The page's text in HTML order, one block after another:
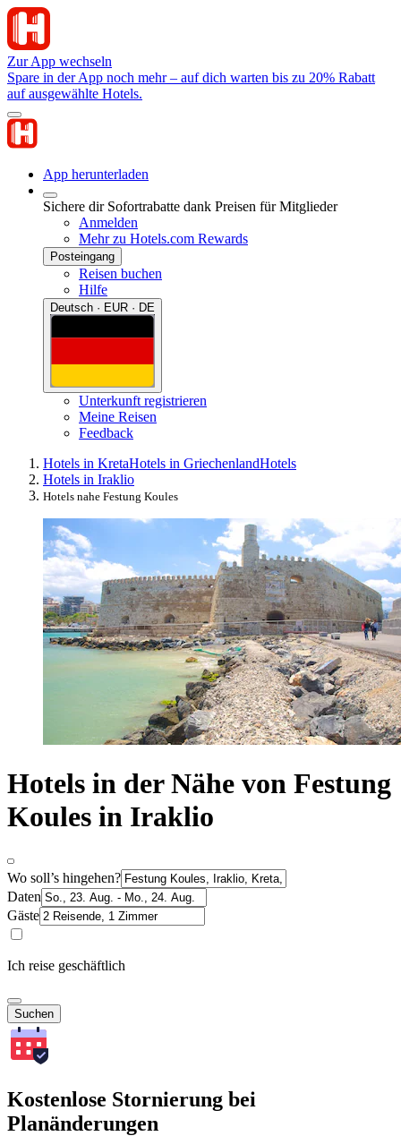
Zur App wechseln
Spare in der App noch mehr – auf dich warten bis zu 20% Rabatt
auf ausgewählte Hotels.
App herunterladen
Sichere dir Sofortrabatte dank Preisen für Mitglieder
Anmelden
Mehr zu Hotels.com Rewards
Posteingang
Reisen buchen
Hilfe
Deutsch · EUR · DE
Unterkunft registrieren
Meine Reisen
Feedback
Hotels in KretaHotels in GriechenlandHotels
Hotels in Iraklio
Hotels nahe Festung Koules
Hotels in der Nähe von Festung
Koules in Iraklio
Wo soll’s hingehen?
Daten
Gäste
Ich reise geschäftlich
Suchen
Kostenlose Stornierung bei
Planänderungen